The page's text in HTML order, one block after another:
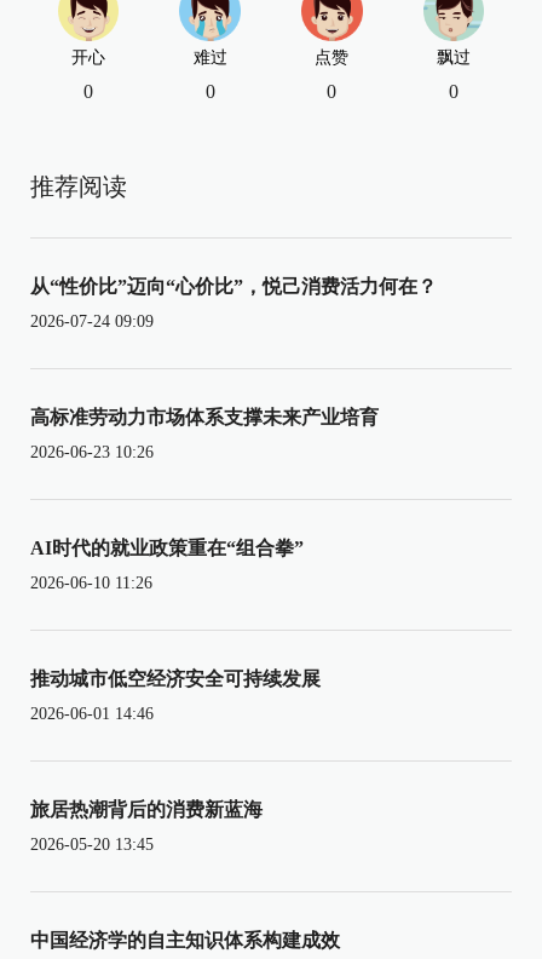
开心
0
难过
0
点赞
0
飘过
0
推荐阅读
从“性价比”迈向“心价比”，悦己消费活力何在？
2026-07-24 09:09
高标准劳动力市场体系支撑未来产业培育
2026-06-23 10:26
AI时代的就业政策重在“组合拳”
2026-06-10 11:26
推动城市低空经济安全可持续发展
2026-06-01 14:46
旅居热潮背后的消费新蓝海
2026-05-20 13:45
中国经济学的自主知识体系构建成效